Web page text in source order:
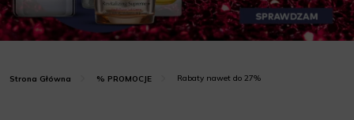
Strona Główna % PROMOCJE Rabaty nawet do 27%